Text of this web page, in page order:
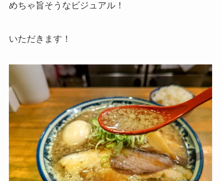
めちゃ旨そうなビジュアル！
いただきます！